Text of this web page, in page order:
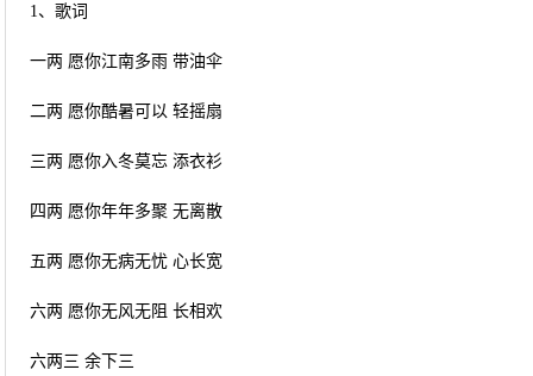
1、歌词
一两 愿你江南多雨 带油伞
二两 愿你酷暑可以 轻摇扇
三两 愿你入冬莫忘 添衣衫
四两 愿你年年多聚 无离散
五两 愿你无病无忧 心长宽
六两 愿你无风无阻 长相欢
六两三 余下三